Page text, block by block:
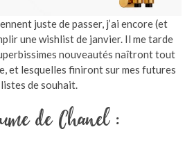
juste de passer, j’ai encore (et
une wishlist de janvier. Il me tarde
nouveautés naîtront tout
et lesquelles finiront sur mes futures
listes de souhait.
de Chanel :